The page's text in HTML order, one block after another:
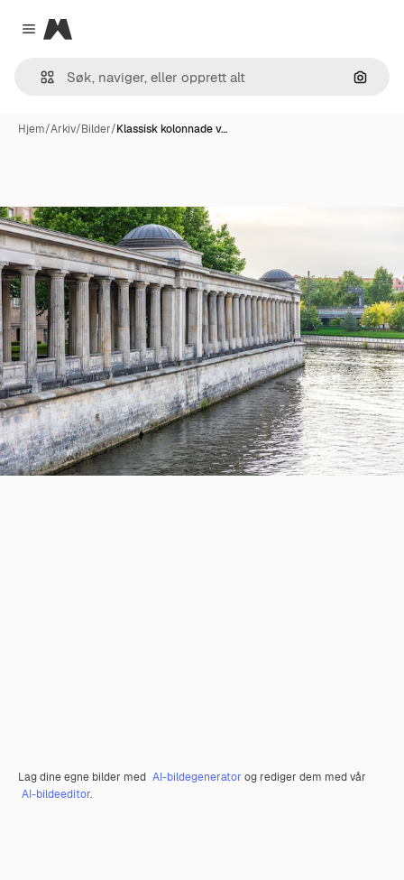
Close menu
Magnific
Søk
Hjem/Arkiv/Bilder/Klassisk kolonnade v…
Lag dine egne bilder med AI-bildegenerator og rediger dem med vår
AI-bildeeditor.